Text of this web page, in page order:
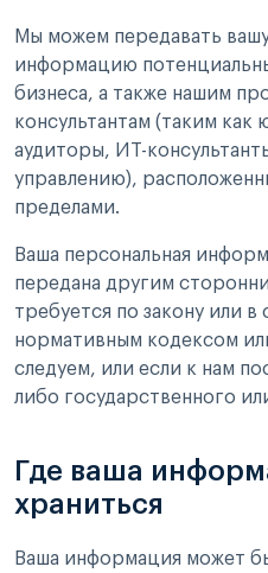
Мы можем передавать
информацию
бизнеса, а также нашим
консультантам (таким как
аудиторы, ИТ-
управлению),
пределами.
Ваша персональная
передана другим
требуется по закону или
нормативным кодексом
следуем, или если к нам
либо государственного
Где ваша
храниться
Ваша информация может